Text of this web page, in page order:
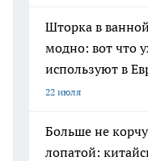
Шторка в
модно: вот что
используют в
22 июля
Больше не
лопатой: